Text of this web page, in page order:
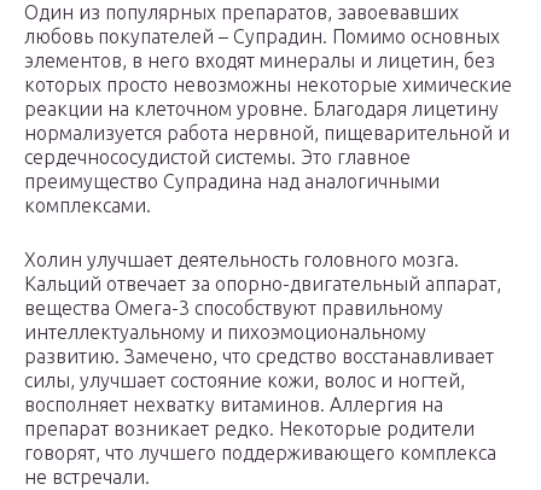
Один из популярных препаратов, завоевавших
любовь покупателей – Супрадин. Помимо основных
элементов, в него входят минералы и лицетин, без
которых просто невозможны некоторые химические
реакции на клеточном уровне. Благодаря лицетину
нормализуется работа нервной, пищеварительной и
сердечнососудистой системы. Это главное
преимущество Супрадина над аналогичными
комплексами.
Холин улучшает деятельность головного мозга.
Кальций отвечает за опорно-двигательный аппарат,
вещества Омега-3 способствуют правильному
интеллектуальному и пихоэмоциональному
развитию. Замечено, что средство восстанавливает
силы, улучшает состояние кожи, волос и ногтей,
восполняет нехватку витаминов. Аллергия на
препарат возникает редко. Некоторые родители
говорят, что лучшего поддерживающего комплекса
не встречали.